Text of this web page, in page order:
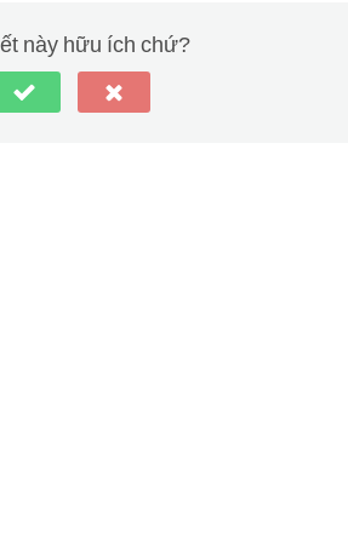
này hữu ích chứ?